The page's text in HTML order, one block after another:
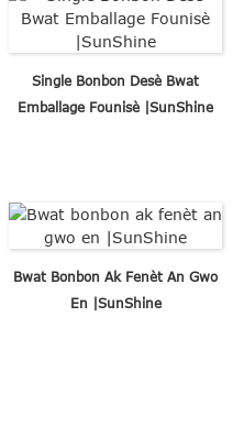
Single Bonbon Desè Bwat
Emballage Founisè |SunShine
Bwat Bonbon Ak Fenèt An Gwo
En |SunShine